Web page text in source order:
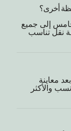
أخرى؟
إلى جميع
نقل تناسب
معاينة
والأكثر